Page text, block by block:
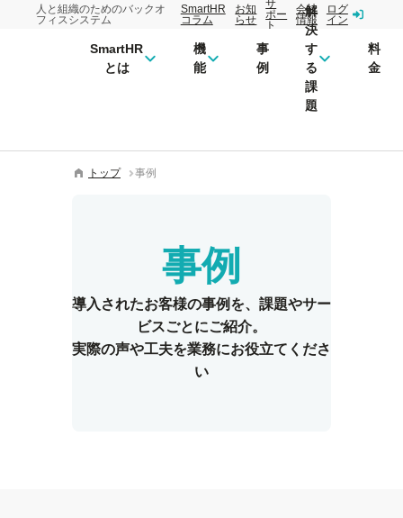
人と組織のためのバックオ
フィスシステム
SmartHR
コラム
お知
らせ
サ
ポー
ト
会社
情報
ログ
イン
SmartHR
とは
機
能
事
例
解
決
す
る
課
題
料
金
トップ 事例
事例
導入されたお客様の事例を、 課題やサー
ビスごとにご紹介。
実際の声や工夫を業務にお役立てくださ
い